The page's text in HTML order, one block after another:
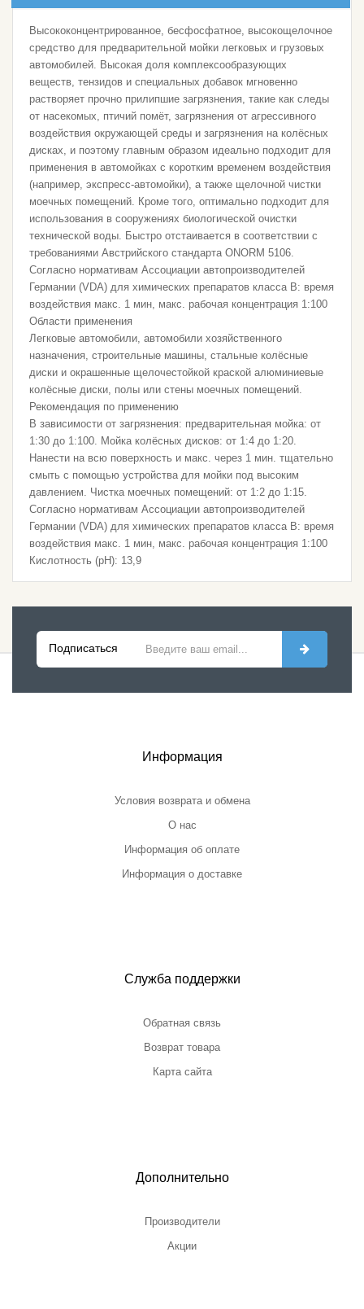
Высококонцентрированное, бесфосфатное, высокощелочное
средство для предварительной мойки легковых и грузовых
автомобилей. Высокая доля комплексообразующих
веществ, тензидов и специальных добавок мгновенно
растворяет прочно прилипшие загрязнения, такие как следы
от насекомых, птичий помёт, загрязнения от агрессивного
воздействия окружающей среды и загрязнения на колёсных
дисках, и поэтому главным образом идеально подходит для
применения в автомойках с коротким временем воздействия
(например, экспресс-автомойки), а также щелочной чистки
моечных помещений. Кроме того, оптимально подходит для
использования в сооружениях биологической очистки
технической воды. Быстро отстаивается в соответствии с
требованиями Австрийского стандарта ONORM 5106.
Согласно нормативам Ассоциации автопроизводителей
Германии (VDA) для химических препаратов класса В: время
воздействия макс. 1 мин, макс. рабочая концентрация 1:100
Области применения
Легковые автомобили, автомобили хозяйственного
назначения, строительные машины, стальные колёсные
диски и окрашенные щелочестойкой краской алюминиевые
колёсные диски, полы или стены моечных помещений.
Рекомендация по применению
В зависимости от загрязнения: предварительная мойка: от
1:30 до 1:100. Мойка колёсных дисков: от 1:4 до 1:20.
Нанести на всю поверхность и макс. через 1 мин. тщательно
смыть с помощью устройства для мойки под высоким
давлением. Чистка моечных помещений: от 1:2 до 1:15.
Согласно нормативам Ассоциации автопроизводителей
Германии (VDA) для химических препаратов класса В: время
воздействия макс. 1 мин, макс. рабочая концентрация 1:100
Кислотность (pH): 13,9
Подписаться
Информация
Условия возврата и обмена
О нас
Информация об оплате
Информация о доставке
Служба поддержки
Обратная связь
Возврат товара
Карта сайта
Дополнительно
Производители
Акции